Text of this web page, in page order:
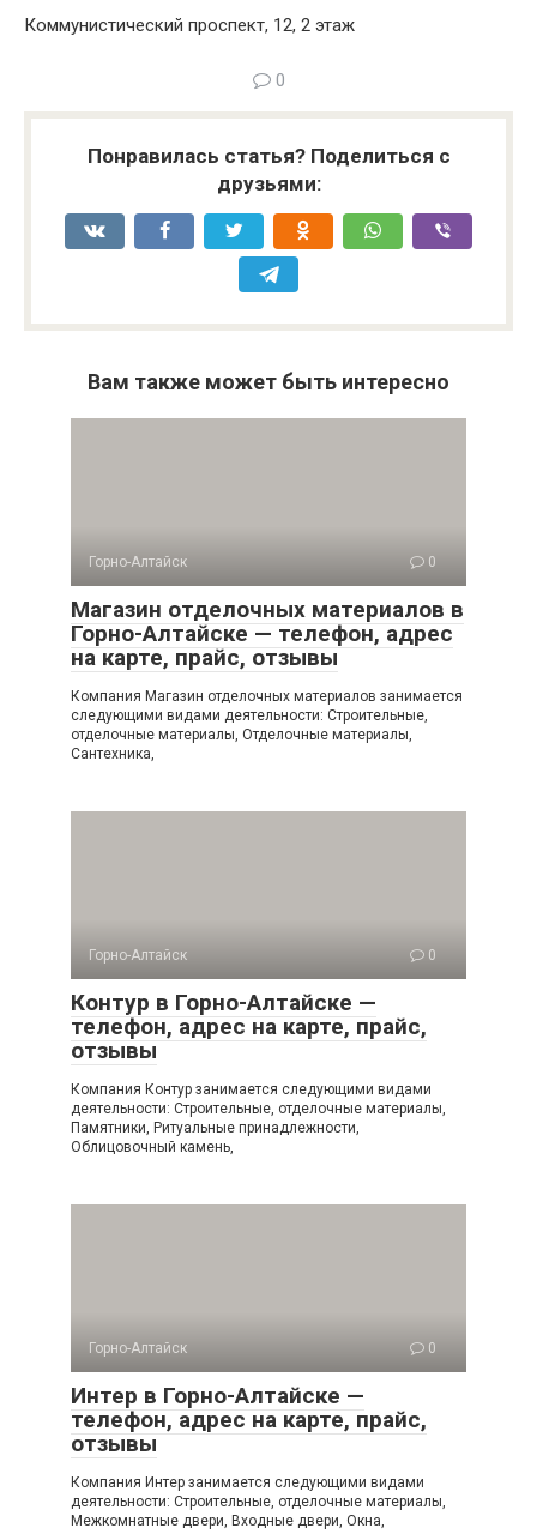
Коммунистический проспект, 12, 2 этаж
0
Понравилась статья? Поделиться с
друзьями:
Вам также может быть интересно
Горно-Алтайск 0
Магазин отделочных материалов в
Горно-Алтайске — телефон, адрес
на карте, прайс, отзывы
Компания Магазин отделочных материалов занимается
следующими видами деятельности: Строительные,
отделочные материалы, Отделочные материалы,
Сантехника,
Горно-Алтайск 0
Контур в Горно-Алтайске —
телефон, адрес на карте, прайс,
отзывы
Компания Контур занимается следующими видами
деятельности: Строительные, отделочные материалы,
Памятники, Ритуальные принадлежности,
Облицовочный камень,
Горно-Алтайск 0
Интер в Горно-Алтайске —
телефон, адрес на карте, прайс,
отзывы
Компания Интер занимается следующими видами
деятельности: Строительные, отделочные материалы,
Межкомнатные двери, Входные двери, Окна,